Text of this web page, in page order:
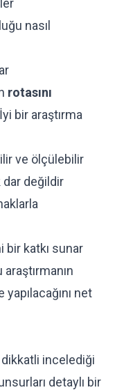
nasıl
rotasını
bir araştırma
ve ölçülebilir
dar değildir
bir katkı sunar
net
incelediği
detaylı bir